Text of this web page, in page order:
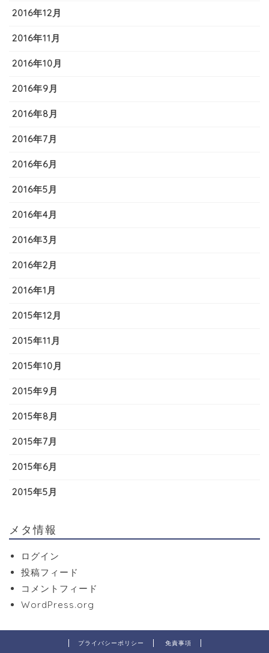
2016年12月
2016年11月
2016年10月
2016年9月
2016年8月
2016年7月
2016年6月
2016年5月
2016年4月
2016年3月
2016年2月
2016年1月
2015年12月
2015年11月
2015年10月
2015年9月
2015年8月
2015年7月
2015年6月
2015年5月
メタ情報
ログイン
投稿フィード
コメントフィード
WordPress.org
プライバシーポリシー 免責事項